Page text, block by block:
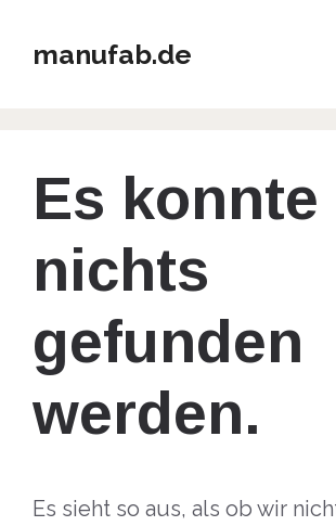
Inhaltmanufab.de
Es konnte
nichts
gefunden
werden.
Es sieht so aus, als ob wir